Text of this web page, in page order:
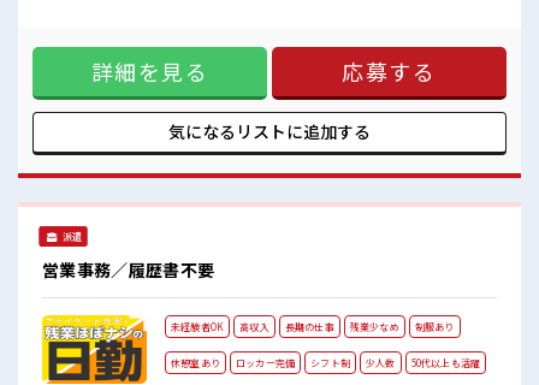
もちろん男性の応募もOKですよ！
キバツ過ぎなければ髪色・髪型は自由！
あなたの個性を大事にできます♪
OK！ ≪女性も働きやすい職場≫ もちろん男性の応募も歓迎
ですよ！ ≪プライベートが充実する≫ 場合によってはお願い
することもありますが、 残業はほとんどナシ！ ≪土日祝休の
お仕事≫ 家族や友人と一緒にプライベート満喫！ ≪髪型自由
≫ 基本的に髪色自由で明るすぎたり奇抜でなければOKです！
(規定有)≪様々なお仕事をご提案≫ 一人で悩まず気軽に相談
時間は女子トークがあふれる職場です！ もちろん男性の応募
もOKですよ！ キバツ過ぎなければ髪色・髪型は自由！ あな
詳細を見る 応募する
気になるリストに追加する
派遣
営業事務／履歴書不要
未経験者OK 高収入 長期の仕事 残業少なめ 制服あり
休憩室あり ロッカー完備 シフト制 少人数 50代以上も活躍